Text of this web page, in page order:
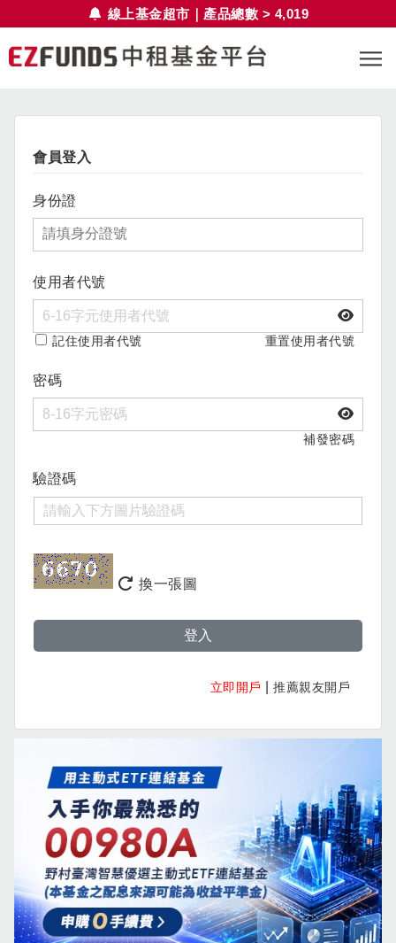
線上基金超市｜產品總數 > 4,019
會員登入
身份證
使用者代號
記住使用者代號 重置使用者代號
密碼
補發密碼
驗證碼
換一張圖
登入
立即開戶 推薦親友開戶